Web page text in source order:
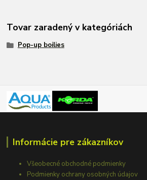
Tovar zaradený v kategóriách
Pop-up boilies
Informácie pre zákazníkov
Všeobecné obchodné podmienky
Podmienky ochrany osobných údajov